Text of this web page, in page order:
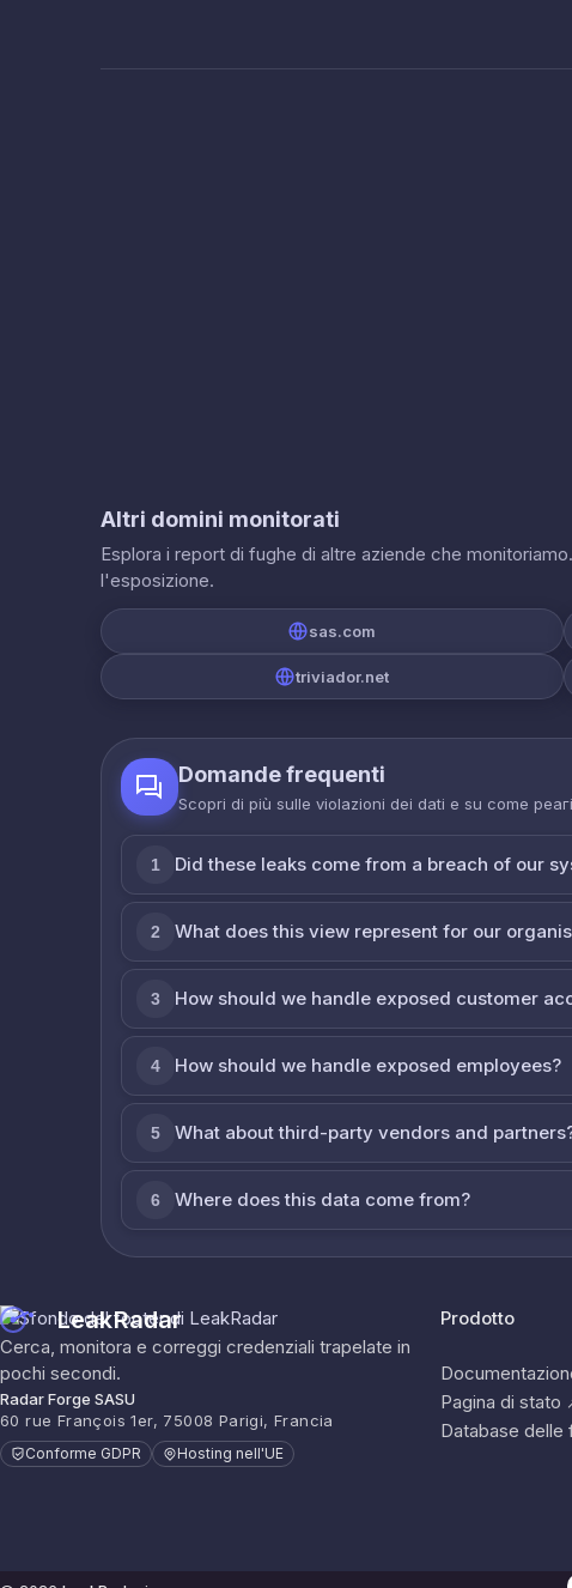
Altri domini monitorati
Esplora i report di fughe di altre aziende che
l'esposizione.
sas.com
triviador.net
Domande frequenti
Scopri di più sulle violazioni dei dati e su come
1 Did these leaks come from a breach of our
2 What does this view represent for our
3 How should we handle exposed customer
4 How should we handle exposed employees?
5 What about third-party vendors and
6 Where does this data come from?
LeakRadar
Cerca, monitora e correggi credenziali trapelate in
pochi secondi.
Radar Forge SASU
60 rue François 1er, 75008 Parigi, Francia
Conforme GDPR Hosting nell'UE
Prodotto
Pagina di stato
Database delle